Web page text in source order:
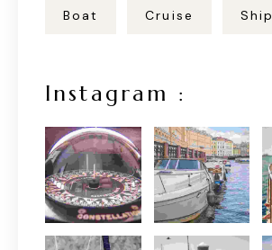
Boat Cruise Ship
Instagram :